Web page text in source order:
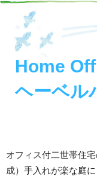
Home
ヘーベル
オフィス付二世帯住
成）手入れが楽な庭